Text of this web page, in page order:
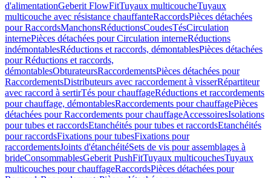
d'alimentationGeberit FlowFitTuyaux multicoucheTuyaux
multicouche avec résistance chauffanteRaccordsPièces détachées
pour RaccordsManchonsRéductionsCoudesTésCirculation
internePièces détachées pour Circulation interneRéductions
indémontablesRéductions et raccords, démontablesPièces détachées
pour Réductions et raccords,
démontablesObturateursRaccordementsPièces détachées pour
RaccordementsDistributeurs avec raccordement à visserRépartiteur
avec raccord à sertirTés pour chauffageRéductions et raccordements
pour chauffage, démontablesRaccordements pour chauffagePièces
détachées pour Raccordements pour chauffageAccessoiresIsolations
pour tubes et raccordsEtanchéités pour tubes et raccordsEtanchéités
pour raccordsFixations pour tubesFixations pour
raccordementsJoints d'étanchéitéSets de vis pour assemblages à
brideConsommablesGeberit PushFitTuyaux multicouchesTuyaux
multicouches pour chauffageRaccordsPièces détachées pour